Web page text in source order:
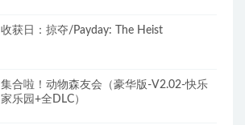
收获日：掠夺/Payday: The Heist
集合啦！动物森友会（豪华版-V2.02-快乐
家乐园+全DLC）